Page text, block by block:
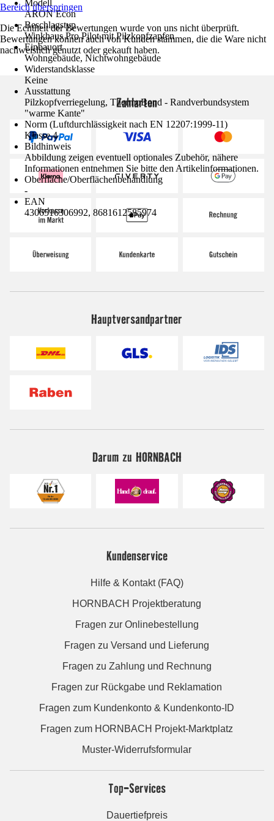
Modell
ARON Econ
Beschlagstyp
Winkhaus Pro Pilot mit Pilzkopfzapfen
Einbauort
Wohngebäude, Nichtwohngebäude
Widerstandsklasse
Keine
Ausstattung
Pilzkopfverriegelung, ThermoBond - Randverbundsystem
"warme Kante"
Norm (Luftdurchlässigkeit nach EN 12207:1999-11)
Klasse 4
Bildhinweis
Abbildung zeigen eventuell optionales Zubehör, nähere
Informationen entnehmen Sie bitte den Artikelinformationen.
Oberfläche/Oberflächenbehandlung
-
EAN
4306516306992, 8681612585974
Bereich überspringen
Die Echtheit der Bewertungen wurde von uns nicht überprüft.
Bewertungen können auch von Kunden stammen, die die Ware nicht
nachweislich genutzt oder gekauft haben.
Zahlarten
Hauptversandpartner
Darum zu HORNBACH
Kundenservice
Hilfe & Kontakt (FAQ)
HORNBACH Projektberatung
Fragen zur Onlinebestellung
Fragen zu Versand und Lieferung
Fragen zu Zahlung und Rechnung
Fragen zur Rückgabe und Reklamation
Fragen zum Kundenkonto & Kundenkonto-ID
Fragen zum HORNBACH Projekt-Marktplatz
Muster-Widerrufsformular
Top-Services
Dauertiefpreis